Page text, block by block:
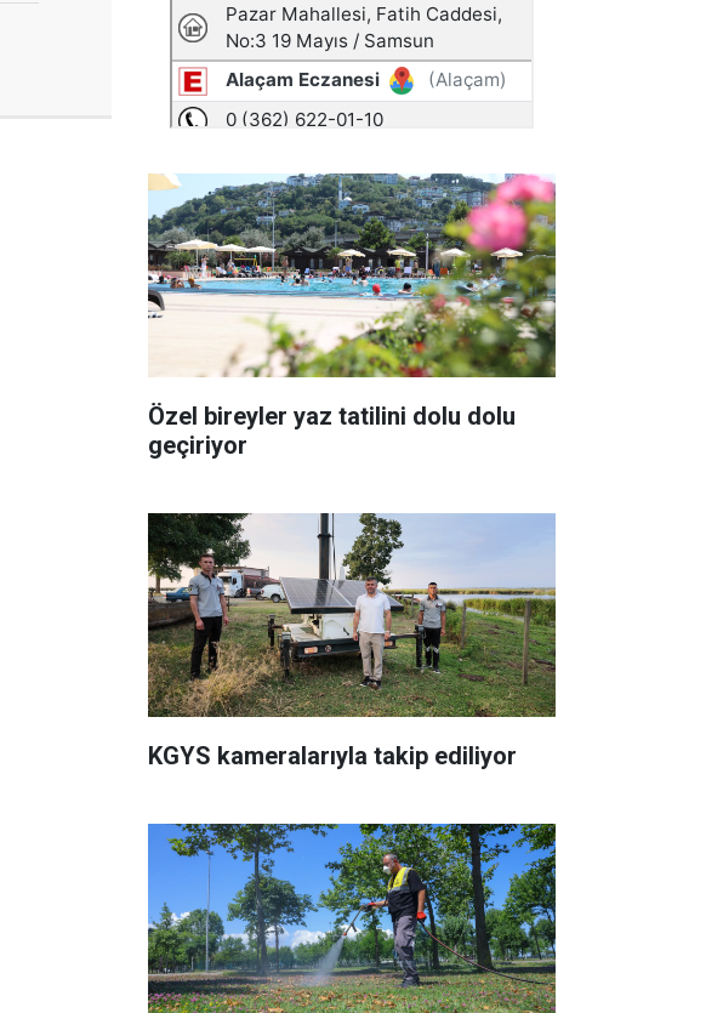
Özel bireyler yaz tatilini dolu dolu
geçiriyor
KGYS kameralarıyla takip ediliyor